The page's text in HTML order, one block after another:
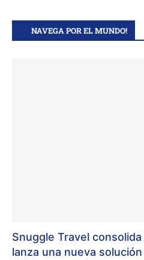
NAVEGA POR EL MUNDO!
Snuggle Travel
lanza una nueva